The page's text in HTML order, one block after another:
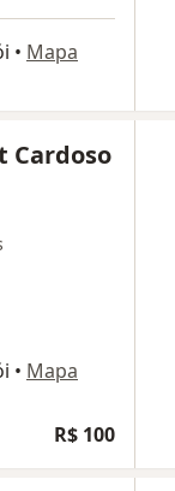
• Mapa
Cardoso
• Mapa
R$ 100